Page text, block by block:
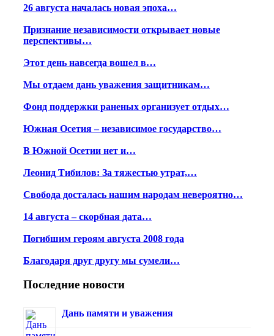
26 августа началась новая эпоха…
Признание независимости открывает новые
перспективы…
Этот день навсегда вошел в…
Мы отдаем дань уважения защитникам…
Фонд поддержки раненых организует отдых…
Южная Осетия – независимое государство…
В Южной Осетии нет и…
Леонид Тибилов: За тяжестью утрат,…
Свобода досталась нашим народам невероятно…
14 августа – скорбная дата…
Погибшим героям августа 2008 года
Благодаря друг другу мы сумели…
Последние новости
Дань памяти и уважения